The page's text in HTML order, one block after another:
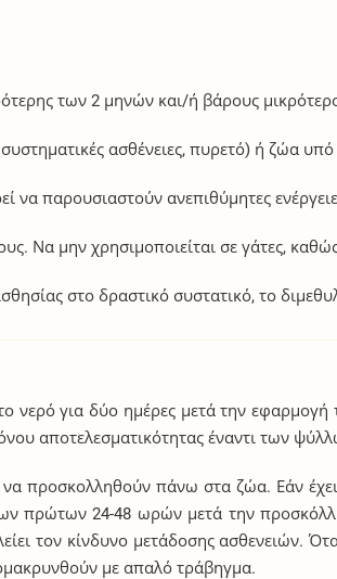
των 2 μηνών και/ή βάρους
ασθένειες, πυρετό) ή ζώα
να παρουσιαστούν ανεπιθύμητες
Να μην χρησιμοποιείται σε γάτες,
στο δραστικό συστατικό, το
νερό για δύο ημέρες μετά την
αποτελεσματικότητας έναντι των
προσκολληθούν πάνω στα ζώα. Εάν
πρώτων 24-48 ωρών μετά την
τον κίνδυνο μετάδοσης
με απαλό τράβηγμα.